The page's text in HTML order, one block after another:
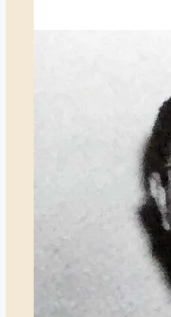
(1929-
1955)